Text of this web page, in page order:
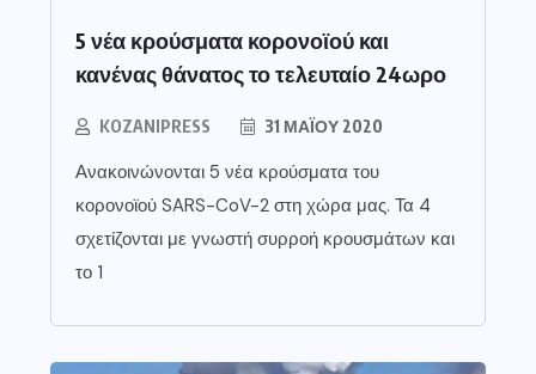
5 νέα κρούσματα κορονοϊού και
κανένας θάνατος το τελευταίο 24ωρο
KOZANIPRESS 31 ΜΑΪ́ΟΥ 2020
Ανακοινώνονται 5 νέα κρούσματα του
κορονοϊού SARS-CoV-2 στη χώρα μας. Τα 4
σχετίζονται με γνωστή συρροή κρουσμάτων και
το 1